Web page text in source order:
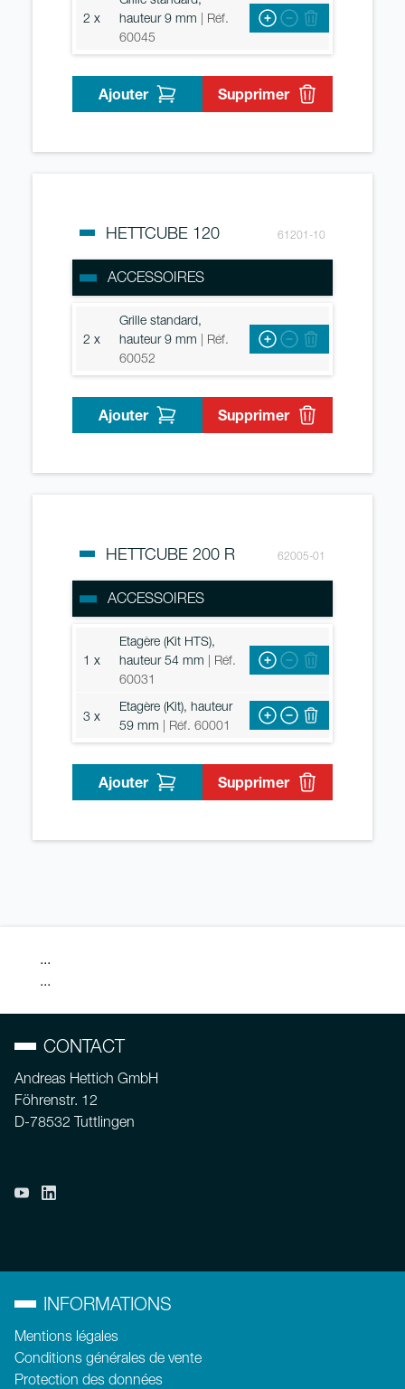
2 x
hauteur 9 mm | Réf.
60045
Ajouter Supprimer
HETTCUBE 120 61201-10
ACCESSOIRES
2 x
Grille standard,
hauteur 9 mm | Réf.
60052
Ajouter Supprimer
HETTCUBE 200 R 62005-01
ACCESSOIRES
1 x
Etagère (Kit HTS),
hauteur 54 mm | Réf.
60031
3 x
Etagère (Kit), hauteur
59 mm | Réf. 60001
Ajouter Supprimer
...
...
CONTACT
Andreas Hettich GmbH
Föhrenstr. 12
D-78532 Tuttlingen
INFORMATIONS
Mentions légales
Conditions générales de vente
Protection des données